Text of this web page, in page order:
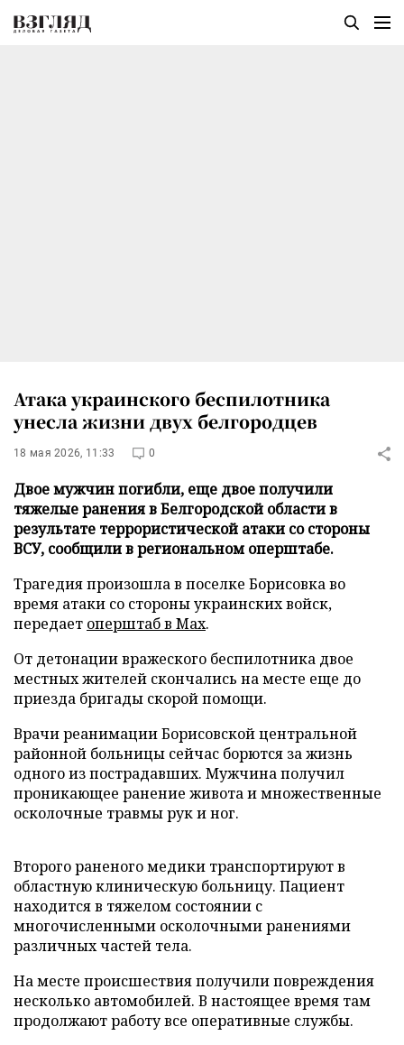
Атака украинского беспилотника
унесла жизни двух белгородцев
18 мая 2026, 11:33 0
Двое мужчин погибли, еще двое получили
тяжелые ранения в Белгородской области в
результате террористической атаки со стороны
ВСУ, сообщили в региональном оперштабе.
Трагедия произошла в поселке Борисовка во
время атаки со стороны украинских войск,
передает оперштаб в Mах.
От детонации вражеского беспилотника двое
местных жителей скончались на месте еще до
приезда бригады скорой помощи.
Врачи реанимации Борисовской центральной
районной больницы сейчас борются за жизнь
одного из пострадавших. Мужчина получил
проникающее ранение живота и множественные
осколочные травмы рук и ног.
Второго раненого медики транспортируют в
областную клиническую больницу. Пациент
находится в тяжелом состоянии с
многочисленными осколочными ранениями
различных частей тела.
На месте происшествия получили повреждения
несколько автомобилей. В настоящее время там
продолжают работу все оперативные службы.